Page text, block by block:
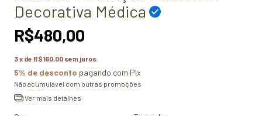
Decorativa Médica
R$480,00
3x de R$160,00 sem juros
5% de desconto pagando com Pix
Não acumulável com outras promoções
Ver mais detalhes